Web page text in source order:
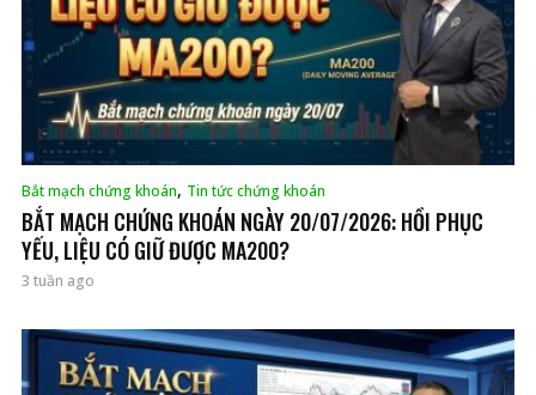
Bắt mạch chứng khoán, Tin tức chứng khoán
BẮT MẠCH CHỨNG KHOÁN NGÀY 20/07/2026: HỒI PHỤC
YẾU, LIỆU CÓ GIỮ ĐƯỢC MA200?
3 tuần ago